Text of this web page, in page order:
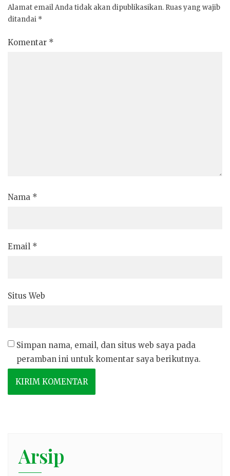
Alamat email Anda tidak akan dipublikasikan. Ruas yang wajib
ditandai *
Komentar *
Nama *
Email *
Situs Web
Simpan nama, email, dan situs web saya pada
peramban ini untuk komentar saya berikutnya.
Arsip